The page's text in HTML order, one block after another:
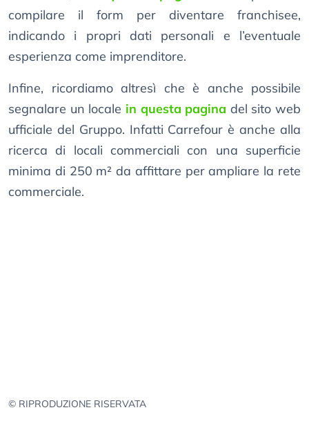
compilare il form per diventare franchisee,
indicando i propri dati personali e l’eventuale
esperienza come imprenditore.
Infine, ricordiamo altresì che è anche possibile
segnalare un locale in questa pagina del sito web
ufficiale del Gruppo. Infatti Carrefour è anche alla
ricerca di locali commerciali con una superficie
minima di 250 m² da affittare per ampliare la rete
commerciale.
© RIPRODUZIONE RISERVATA